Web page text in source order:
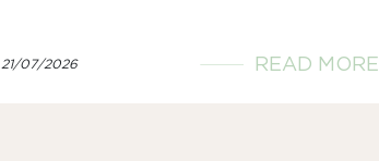
21/07/2026 READ MORE